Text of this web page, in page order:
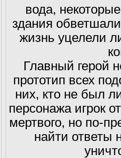
вода,
здания
жизнь уцелели
Главный герой
прототип всех
них, кто не был
персонажа игрок
мертвого, но по-
найти ответы